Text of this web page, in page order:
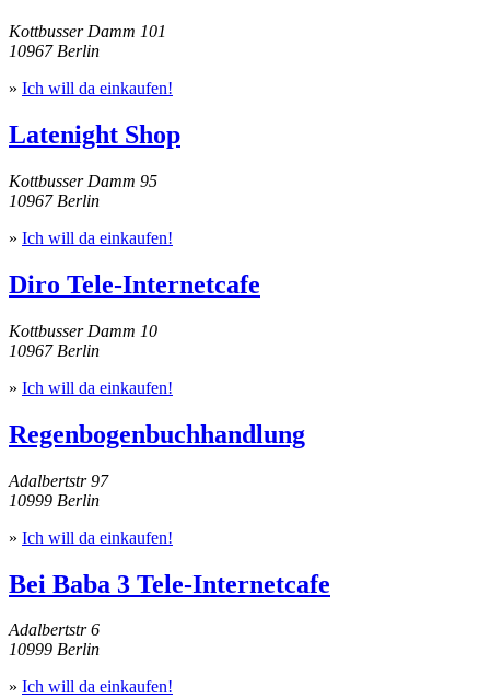
Kottbusser Damm 101
10967 Berlin
» Ich will da einkaufen!
Latenight Shop
Kottbusser Damm 95
10967 Berlin
» Ich will da einkaufen!
Diro Tele-Internetcafe
Kottbusser Damm 10
10967 Berlin
» Ich will da einkaufen!
Regenbogenbuchhandlung
Adalbertstr 97
10999 Berlin
» Ich will da einkaufen!
Bei Baba 3 Tele-Internetcafe
Adalbertstr 6
10999 Berlin
» Ich will da einkaufen!